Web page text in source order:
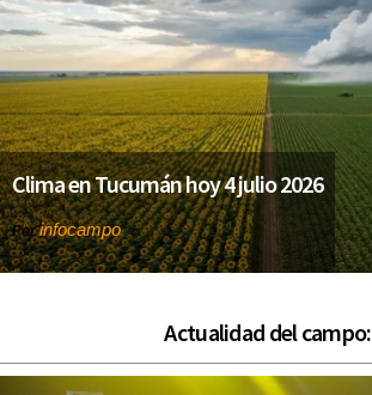
Clima en Tucumán hoy 4 julio 2026
Porinfocampo
Actualidad del campo: